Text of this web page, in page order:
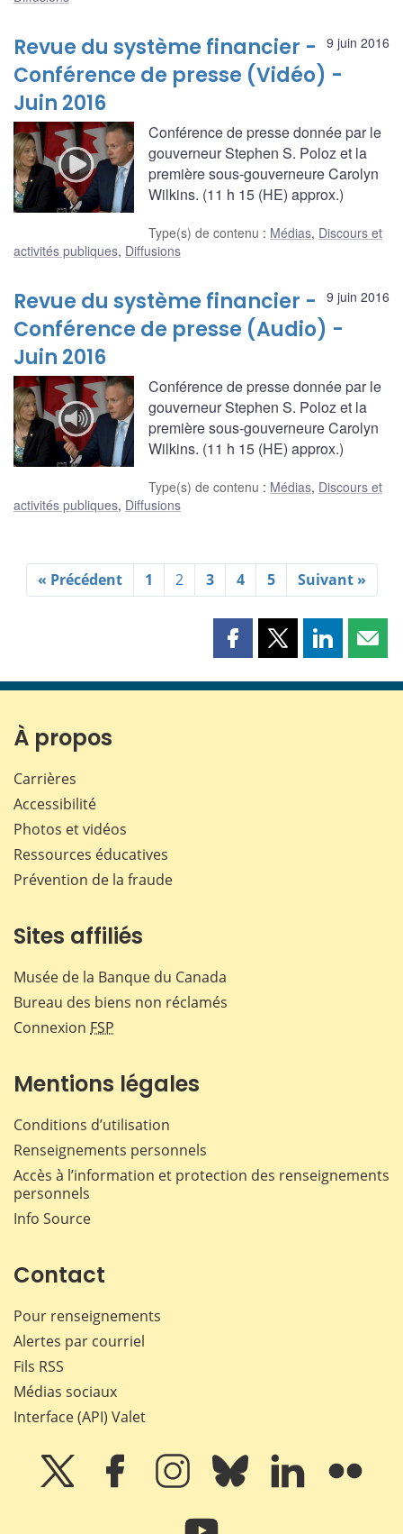
9 juin 2016
Revue du système financier -
Conférence de presse (Vidéo) -
Juin 2016
Conférence de presse donnée par le
gouverneur Stephen S. Poloz et la
première sous-gouverneure Carolyn
Wilkins. (11 h 15 (HE) approx.)
Type(s) de contenu : Médias, Discours et
activités publiques, Diffusions
9 juin 2016
Revue du système financier -
Conférence de presse (Audio) -
Juin 2016
Conférence de presse donnée par le
gouverneur Stephen S. Poloz et la
première sous-gouverneure Carolyn
Wilkins. (11 h 15 (HE) approx.)
Type(s) de contenu : Médias, Discours et
activités publiques, Diffusions
« Précédent 1 2 3 4 5 Suivant »
Partager
page
Partager
page
Partager
page page
À propos
Carrières
Accessibilité
Photos et vidéos
Ressources éducatives
Prévention de la fraude
Sites affiliés
Musée de la Banque du Canada
Bureau des biens non réclamés
Connexion FSP
Mentions légales
Conditions d’utilisation
Renseignements personnels
Accès à l’information et protection des renseignements
personnels
Info Source
Contact
Pour renseignements
Alertes par courriel
Fils RSS
Médias sociaux
Interface (API) Valet